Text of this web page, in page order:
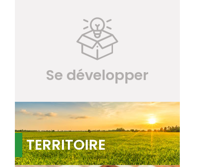
Se développer
TERRITOIRE